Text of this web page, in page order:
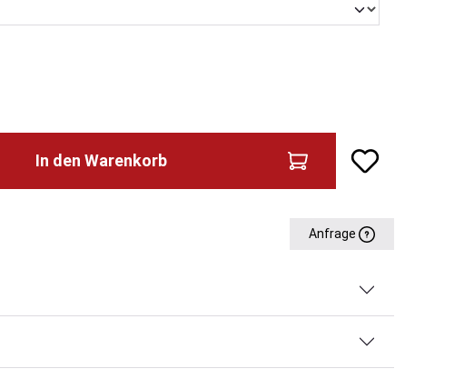
In den Warenkorb
Anfrage